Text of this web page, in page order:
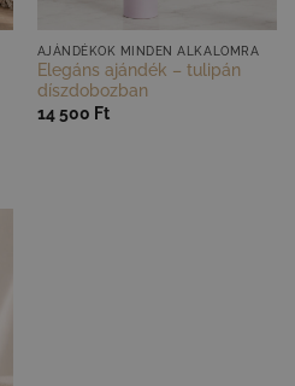
GYORS NÉZET
AJÁNDÉKOK MINDEN ALKALOMRA
Elegáns ajándék – tulipán
díszdobozban
14 500 Ft